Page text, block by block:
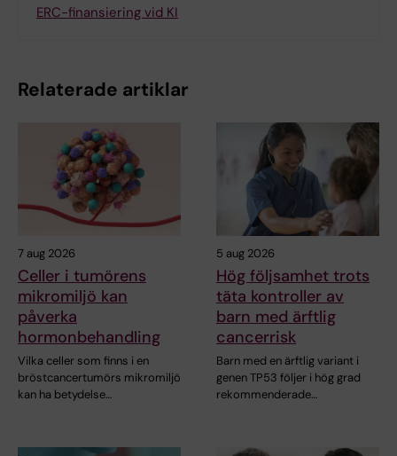
ERC-finansiering vid KI
Relaterade artiklar
7 aug 2026
Celler i tumörens
mikromiljö kan
påverka
hormonbehandling
Vilka celler som finns i en
bröstcancertumörs mikromiljö
kan ha betydelse…
5 aug 2026
Hög följsamhet trots
täta kontroller av
barn med ärftlig
cancerrisk
Barn med en ärftlig variant i
genen TP53 följer i hög grad
rekommenderade…